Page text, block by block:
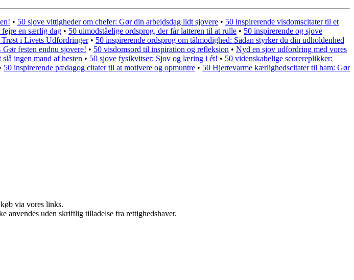
• 50 sjove vittigheder om chefer: Gør din arbejdsdag lidt sjovere • 50 inspirerende visdomscitater til et
fejre en særlig dag • 50 uimodståelige ordsprog, der får latteren til at rulle • 50 inspirerende og sjove
Trøst i Livets Udfordringer• 50 inspirerende ordsprog om tålmodighed: Sådan styrker du din udholdenhed
festen endnu sjovere! • 50 visdomsord til inspiration og refleksion • Nyd en sjov udfordring med vores
ingen mand af hesten • 50 sjove fysikvitser: Sjov og læring i ét! • 50 videnskabelige scorereplikker:
50 inspirerende pædagog citater til at motivere og opmuntre • 50 Hjertevarme kærlighedscitater til ham: Gør
via vores links.
uden skriftlig tilladelse fra rettighedshaver.